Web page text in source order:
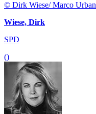
© Dirk Wiese/ Marco Urban
Wiese, Dirk
SPD
()